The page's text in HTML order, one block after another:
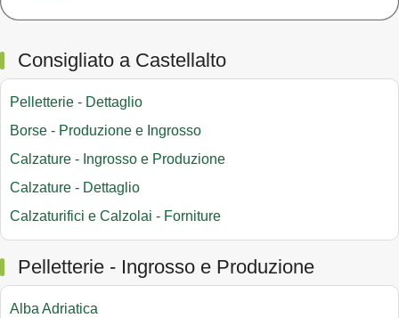
Consigliato a Castellalto
Pelletterie - Dettaglio
Borse - Produzione e Ingrosso
Calzature - Ingrosso e Produzione
Calzature - Dettaglio
Calzaturifici e Calzolai - Forniture
Pelletterie - Ingrosso e Produzione
Alba Adriatica